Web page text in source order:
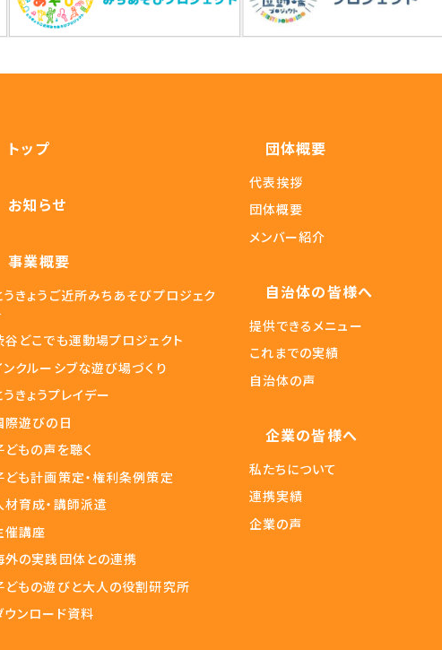
トップ
お知らせ
事業概要
うきょうご近所みちあそびプロジェク
谷どこでも運動場プロジェクト
ンクルーシブな遊び場づくり
うきょうプレイデー
際遊びの日
どもの声を聴く
ども計画策定・権利条例策定
材育成・講師派遣
催講座
外の実践団体との連携
どもの遊びと大人の役割研究所
ウンロード資料
団体概要
代表挨拶
団体概要
メンバー紹介
自治体の皆様へ
提供できるメニュー
これまでの実績
自治体の声
企業の皆様へ
私たちについて
連携実績
企業の声